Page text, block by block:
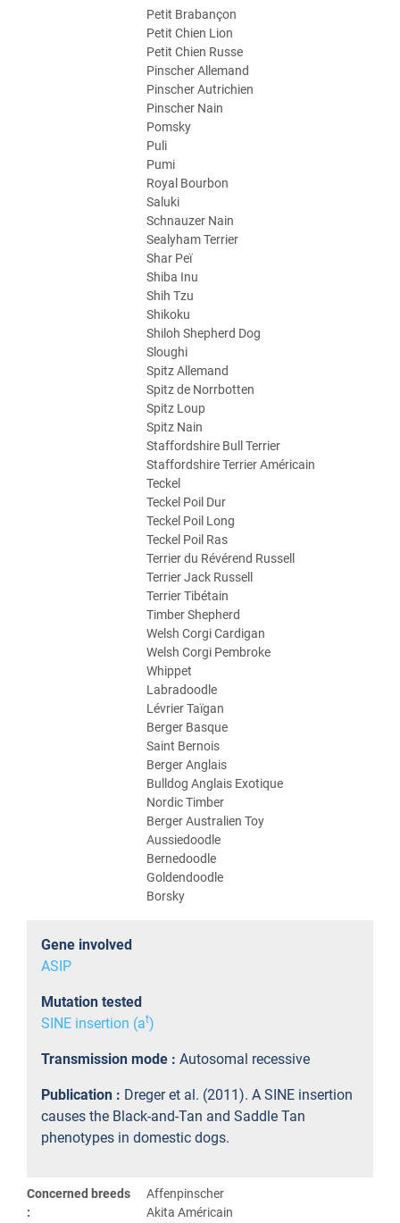
Petit Brabançon
Petit Chien Lion
Petit Chien Russe
Pinscher Allemand
Pinscher Autrichien
Pinscher Nain
Pomsky
Puli
Pumi
Royal Bourbon
Saluki
Schnauzer Nain
Sealyham Terrier
Shar Peï
Shiba Inu
Shih Tzu
Shikoku
Shiloh Shepherd Dog
Sloughi
Spitz Allemand
Spitz de Norrbotten
Spitz Loup
Spitz Nain
Staffordshire Bull Terrier
Staffordshire Terrier Américain
Teckel
Teckel Poil Dur
Teckel Poil Long
Teckel Poil Ras
Terrier du Révérend Russell
Terrier Jack Russell
Terrier Tibétain
Timber Shepherd
Welsh Corgi Cardigan
Welsh Corgi Pembroke
Whippet
Labradoodle
Lévrier Taïgan
Berger Basque
Saint Bernois
Berger Anglais
Bulldog Anglais Exotique
Nordic Timber
Berger Australien Toy
Aussiedoodle
Bernedoodle
Goldendoodle
Borsky
Gene involved
ASIP
Mutation tested
SINE insertion (at)
Transmission mode : Autosomal recessive
Publication : Dreger et al. (2011). A SINE insertion
causes the Black-and-Tan and Saddle Tan
phenotypes in domestic dogs.
Concerned breeds
:
Affenpinscher
Akita Américain